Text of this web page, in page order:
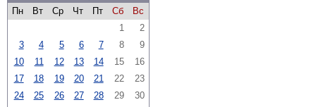
Пн
Вт Ср Чт Пт Сб
Вс
1
2
3
4 5 6 7 8
9
10
11 12 13 14 15
16
17
18 19 20 21 22
23
24
25 26 27 28 29 30